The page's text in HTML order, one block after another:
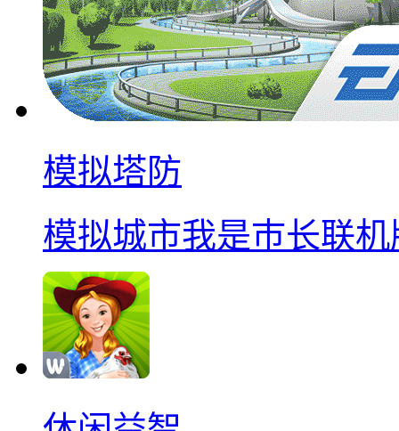
模拟塔防
模拟城市我是巿长联机